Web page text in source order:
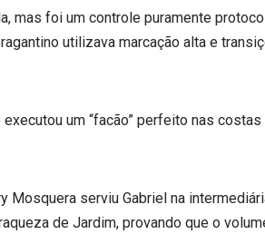
mas foi um controle puramente
utilizava marcação alta e
um “facão” perfeito nas
serviu Gabriel na
de Jardim, provando que o